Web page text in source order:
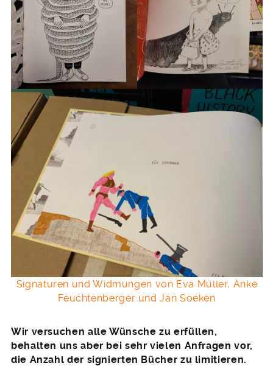
Signaturen und Widmungen von Eva Müller, Anke
Feuchtenberger und Jan Soeken
Wir versuchen alle Wünsche zu erfüllen,
behalten uns aber bei sehr vielen Anfragen vor,
die Anzahl der signierten Bücher zu limitieren.